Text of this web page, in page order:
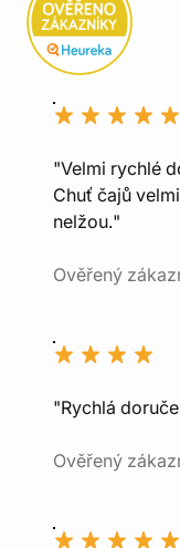
"Velmi rychlé
Chuť čajů
nelžou."
Ověřený
"Rychlá
Ověřený